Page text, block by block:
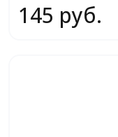
145 руб.